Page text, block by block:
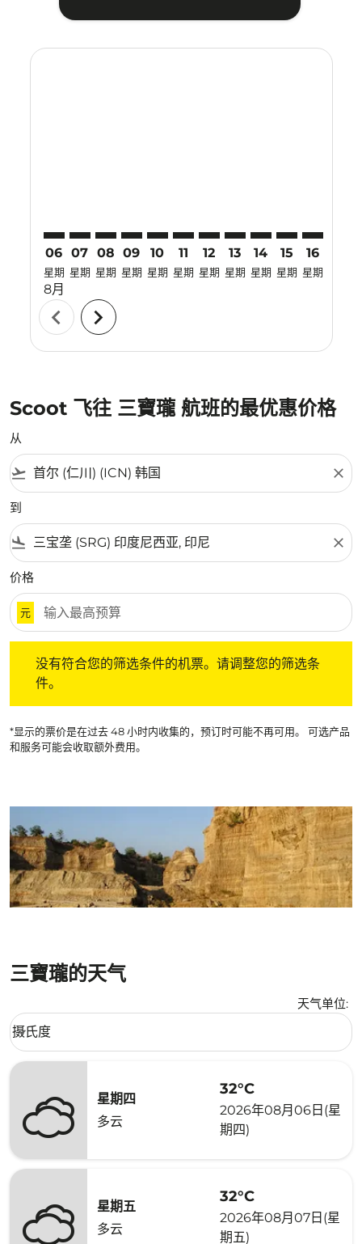
06
星期
8月
07
星期
08
星期
09
星期
10
星期
11
星期
12
星期
13
星期
14
星期
15
星期
16
星期
chevron_left chevron_right
Scoot 飞往 三寶瓏 航班的最优惠价格
从
flight_takeoff close
到
flight_land close
价格
元
没有符合您的筛选条件的机票。请调整您的筛选条
件。
*显示的票价是在过去 48 小时内收集的，预订时可能不再可用。 可选产品
和服务可能会收取额外费用。
三寶瓏的天气
天气单位:
Weather unit option 摄氏度 Selected
摄氏度
keyboard_arrow_down
星期四
多云
32°C
2026年08月06日(星
期四)
星期五
多云
32°C
2026年08月07日(星
期五)